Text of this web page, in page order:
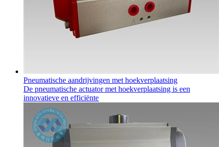
Pneumatische aandrijvingen met hoekverplaatsing
De pneumatische actuator met hoekverplaatsing is een
innovatieve en efficiënte